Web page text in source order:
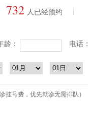
732 人已经预约
龄： 电话：